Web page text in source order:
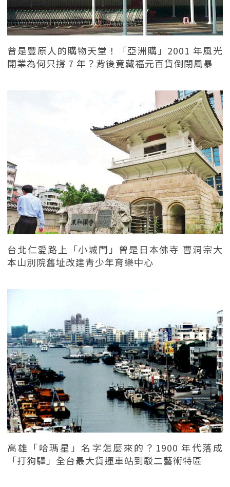
曾是豐原人的購物天堂！「亞洲購」2001 年風光
開業為何只撐 7 年？背後竟藏福元百貨倒閉風暴
台北仁愛路上「小城門」曾是日本佛寺 曹洞宗大
本山別院舊址改建青少年育樂中心
高雄「哈瑪星」名字怎麼來的？1900 年代落成
「打狗驛」全台最大貨運車站到駁二藝術特區